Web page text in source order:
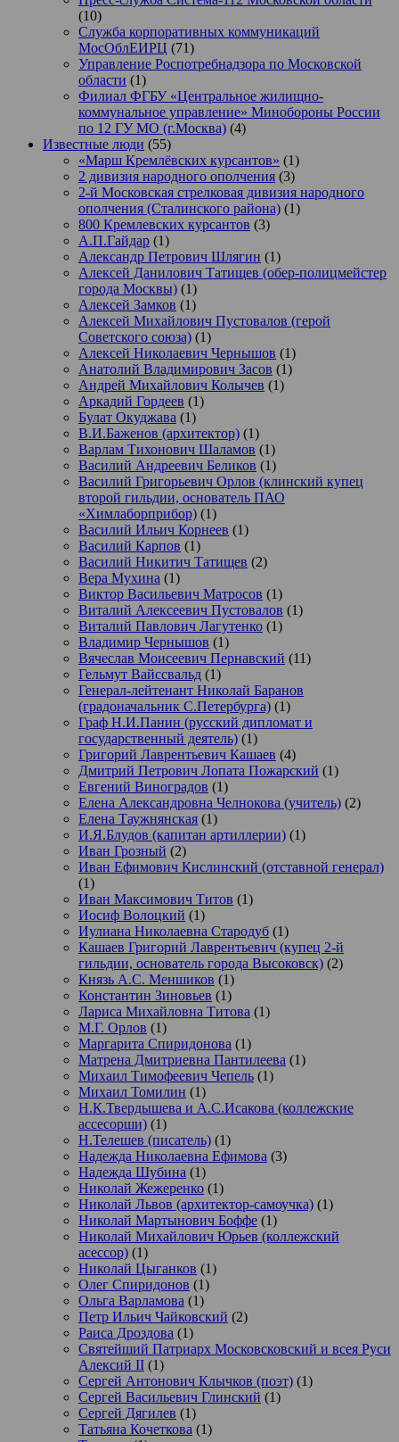
(10)
Служба корпоративных коммуникаций
МосОблЕИРЦ (71)
Управление Роспотребнадзора по Московской
области (1)
Филиал ФГБУ «Центральное жилищно-
коммунальное управление» Минобороны России
по 12 ГУ МО (г.Москва) (4)
Известные люди (55)
«Марш Кремлёвских курсантов» (1)
2 дивизия народного ополчения (3)
2-й Московская стрелковая дивизия народного
ополчения (Сталинского района) (1)
800 Кремлевских курсантов (3)
А.П.Гайдар (1)
Александр Петрович Шлягин (1)
Алексей Данилович Татищев (обер-полицмейстер
города Москвы) (1)
Алексей Замков (1)
Алексей Михайлович Пустовалов (герой
Советского союза) (1)
Алексей Николаевич Чернышов (1)
Анатолий Владимирович Засов (1)
Андрей Михайлович Колычев (1)
Аркадий Гордеев (1)
Булат Окуджава (1)
В.И.Баженов (архитектор) (1)
Варлам Тихонович Шаламов (1)
Василий Андреевич Беликов (1)
Василий Григорьевич Орлов (клинский купец
второй гильдии, основатель ПАО
«Химлаборприбор) (1)
Василий Ильич Корнеев (1)
Василий Карпов (1)
Василий Никитич Татищев (2)
Вера Мухина (1)
Виктор Васильевич Матросов (1)
Виталий Алексеевич Пустовалов (1)
Виталий Павлович Лагутенко (1)
Владимир Чернышов (1)
Вячеслав Моисеевич Пернавский (11)
Гельмут Вайссвальд (1)
Генерал-лейтенант Николай Баранов
(градоначальник С.Петербурга) (1)
Граф Н.И.Панин (русский дипломат и
государственный деятель) (1)
Григорий Лаврентьевич Кашаев (4)
Дмитрий Петрович Лопата Пожарский (1)
Евгений Виноградов (1)
Елена Александровна Челнокова (учитель) (2)
Елена Таужнянская (1)
И.Я.Блудов (капитан артиллерии) (1)
Иван Грозный (2)
Иван Ефимович Кислинский (отставной генерал)
(1)
Иван Максимович Титов (1)
Иосиф Волоцкий (1)
Иулиана Николаевна Стародуб (1)
Кашаев Григорий Лаврентьевич (купец 2-й
гильдии, основатель города Высоковск) (2)
Князь А.С. Меншиков (1)
Константин Зиновьев (1)
Лариса Михайловна Титова (1)
М.Г. Орлов (1)
Маргарита Спиридонова (1)
Матрена Дмитриевна Пантилеева (1)
Михаил Тимофеевич Чепель (1)
Михаил Томилин (1)
Н.К.Твердышева и А.С.Исакова (коллежские
ассесорши) (1)
Н.Телешев (писатель) (1)
Надежда Николаевна Ефимова (3)
Надежда Шубина (1)
Николай Жежеренко (1)
Николай Львов (архитектор-самоучка) (1)
Николай Мартынович Боффе (1)
Николай Михайлович Юрьев (коллежский
асессор) (1)
Николай Цыганков (1)
Олег Спиридонов (1)
Ольга Варламова (1)
Петр Ильич Чайковский (2)
Раиса Дроздова (1)
Святейший Патриарх Московсковский и всея Руси
Алексий II (1)
Сергей Антонович Клычков (поэт) (1)
Сергей Васильевич Глинский (1)
Сергей Дягилев (1)
Татьяна Кочеткова (1)